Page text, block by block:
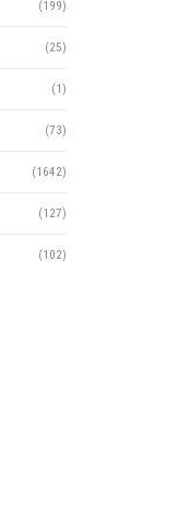
(199)
(25)
(1)
(73)
(1642)
(127)
(102)